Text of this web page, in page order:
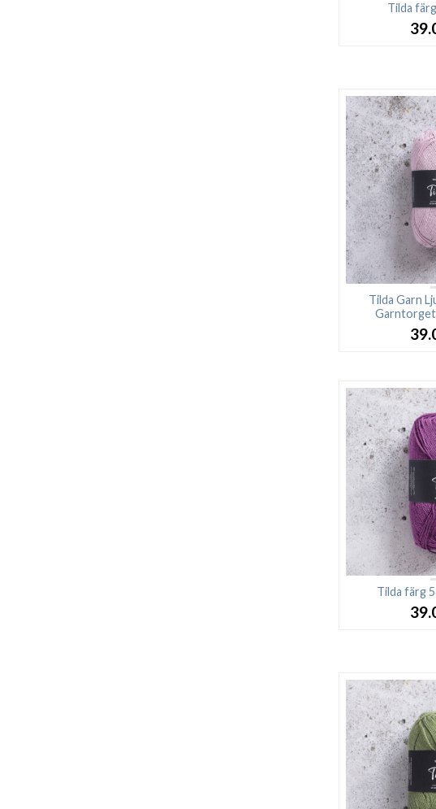
Tilda
Tilda Garn
Tilda färg